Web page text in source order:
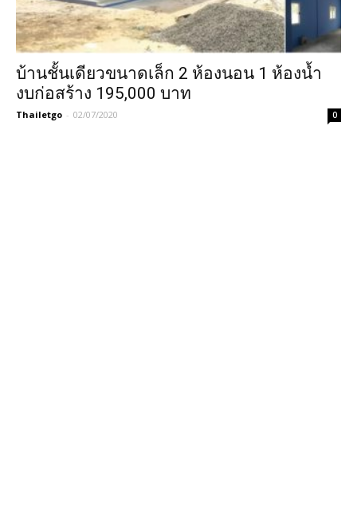
บ้านชั้นเดียวขนาดเล็ก 2 ห้องนอน 1 ห้องน้ำ
งบก่อสร้าง 195,000 บาท
Thailetgo - 02/07/2020 0